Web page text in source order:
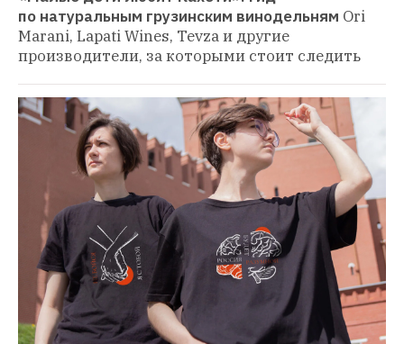
по натуральным грузинским винодельням Ori
Marani, Lapati Wines, Tevza и другие
производители, за которыми стоит следить